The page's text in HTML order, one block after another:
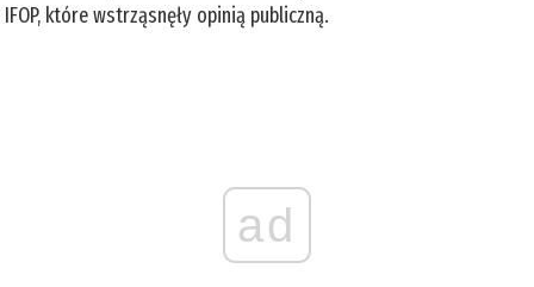
IFOP, które wstrząsnęły opinią publiczną.
ad